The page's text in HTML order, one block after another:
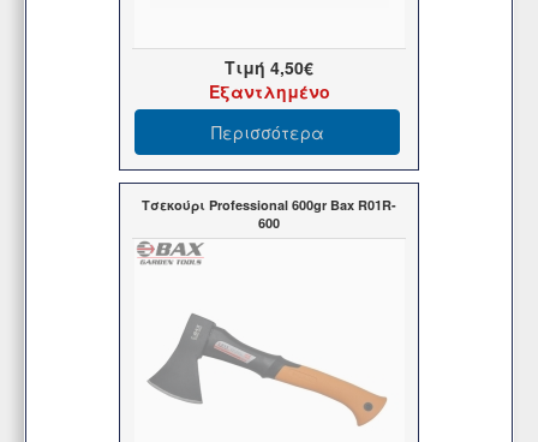
Τιμή 4,50€
Εξαντλημένο
Περισσότερα
Τσεκούρι Professional 600gr Bax R01R-
600